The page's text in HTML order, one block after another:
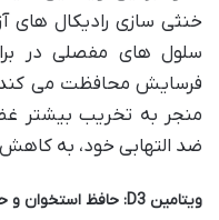
خنثی سازی رادیکال های
سلول های مفصلی در
فرسایش محافظت می کند.
ضد التهابی خود، به
ویتامین D3: حافظ استخوان و حامی عملکرد عضلانی